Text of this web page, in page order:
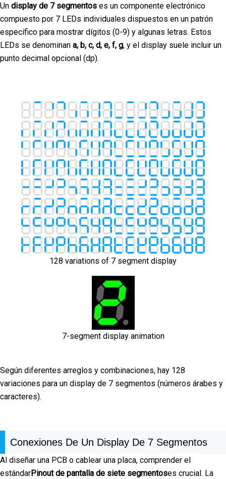
Un display de 7 segmentos es un componente electrónico
compuesto por 7 LEDs individuales dispuestos en un patrón
específico para mostrar dígitos (0-9) y algunas letras. Estos
LEDs se denominan a, b, c, d, e, f, g, y el display suele incluir un
punto decimal opcional (dp).
128 variations of 7 segment display
7-segment display animation
Según diferentes arreglos y combinaciones, hay 128
variaciones para un display de 7 segmentos (números árabes y
caracteres).
Conexiones De Un Display De 7 Segmentos
Al diseñar una PCB o cablear una placa, comprender el
estándarPinout de pantalla de siete segmentoses crucial. La